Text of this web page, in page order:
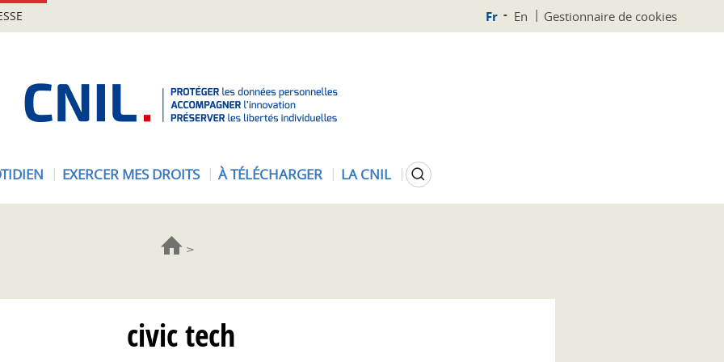
Fr En Gestionnaire de cookies
EXERCER MES DROITS À TÉLÉCHARGER LA CNIL Rechercher
civic tech